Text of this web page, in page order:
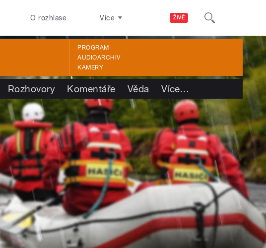
ŽIVĚ
O rozhlase Více
PROGRAM
AUDIOARCHIV
KAMERY
Rozhovory Komentáře Věda Více…